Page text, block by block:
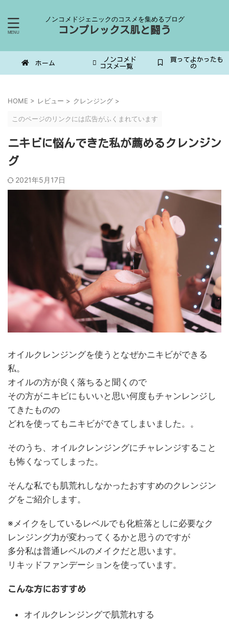
ノンコメドジェニックのコスメを集めるブログ
コンプレックス肌と闘う
ホーム
ノンコメド
コスメ一覧
買ってよかったも
の
HOME > レビュー > クレンジング >
このページのリンクには広告がふくまれています
ニキビに悩んできた私が薦めるクレンジン
グ
2021年5月17日
オイルクレンジングを使うとなぜかニキビができる
私。
オイルの方が良く落ちると聞くので
その方がニキビにもいいと思い何度もチャンレンジし
てきたものの
どれを使ってもニキビができてしまいました。。
そのうち、オイルクレンジングにチャレンジすること
も怖くなってしまった。
そんな私でも肌荒れしなかったおすすめのクレンジン
グをご紹介します。
※メイクをしているレベルでも化粧落としに必要なク
レンジング力が変わってくるかと思うのですが
多分私は普通レベルのメイクだと思います。
リキッドファンデーションを使っています。
こんな方におすすめ
オイルクレンジングで肌荒れする